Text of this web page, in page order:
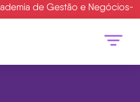
de Gestão e Negócios-